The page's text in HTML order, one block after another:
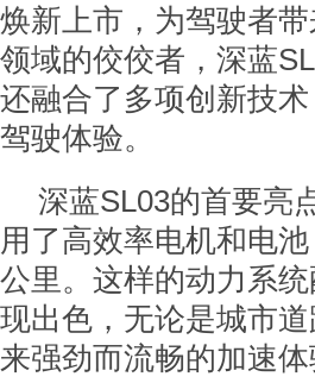
焕新上市，为驾驶者
领域的佼佼者，深蓝
还融合了多项创新技
驾驶体验。
深蓝SL03的首要亮
用了高效率电机和电
公里。这样的动力系
现出色，无论是城市
来强劲而流畅的加速体